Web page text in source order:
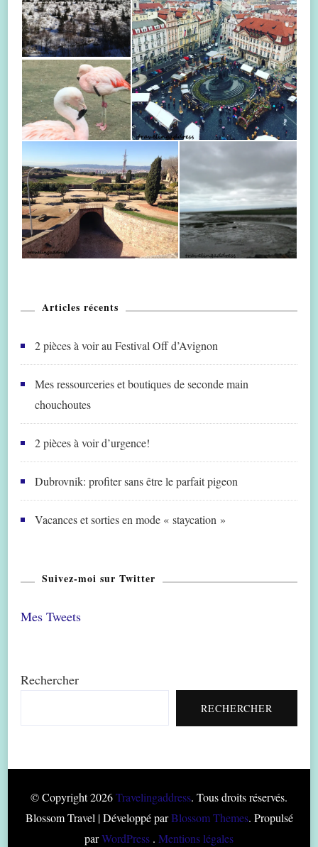
Articles récents
2 pièces à voir au Festival Off d’Avignon
Mes ressourceries et boutiques de seconde main
chouchoutes
2 pièces à voir d’urgence!
Dubrovnik: profiter sans être le parfait pigeon
Vacances et sorties en mode « staycation »
Suivez-moi sur Twitter
Mes Tweets
Rechercher
RECHERCHER
© Copyright 2026Travelingaddress. Tous droits réservés.
Blossom Travel | Développé parBlossom Themes. Propulsé
parWordPress . Mentions légales